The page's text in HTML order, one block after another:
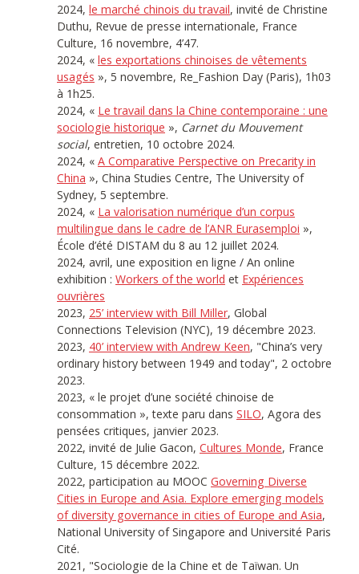
2024, le marché chinois du travail, invité de Christine
Duthu, Revue de presse internationale, France
Culture, 16 novembre, 4’47.
2024, « les exportations chinoises de vêtements
usagés », 5 novembre, Re_Fashion Day (Paris), 1h03
à 1h25.
2024, « Le travail dans la Chine contemporaine : une
sociologie historique », Carnet du Mouvement
social, entretien, 10 octobre 2024.
2024, « A Comparative Perspective on Precarity in
China », China Studies Centre, The University of
Sydney, 5 septembre.
2024, « La valorisation numérique d’un corpus
multilingue dans le cadre de l’ANR Eurasemploi »,
École d’été DISTAM du 8 au 12 juillet 2024.
2024, avril, une exposition en ligne / An online
exhibition : Workers of the world et Expériences
ouvrières
2023, 25’ interview with Bill Miller, Global
Connections Television (NYC), 19 décembre 2023.
2023, 40’ interview with Andrew Keen, "China’s very
ordinary history between 1949 and today", 2 octobre
2023.
2023, « le projet d’une société chinoise de
consommation », texte paru dans SILO, Agora des
pensées critiques, janvier 2023.
2022, invité de Julie Gacon, Cultures Monde, France
Culture, 15 décembre 2022.
2022, participation au MOOC Governing Diverse
Cities in Europe and Asia. Explore emerging models
of diversity governance in cities of Europe and Asia,
National University of Singapore and Université Paris
Cité.
2021, "Sociologie de la Chine et de Taïwan. Un